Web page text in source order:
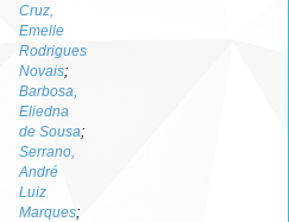
Cruz,
Emelle
Rodrigues
Novais;
Barbosa,
Eliedna
de Sousa;
Serrano,
André
Luiz
Marques;